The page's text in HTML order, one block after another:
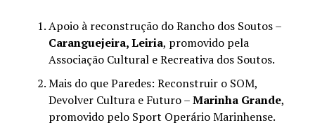
Apoio à reconstrução do Rancho dos Soutos –
Caranguejeira, Leiria, promovido pela
Associação Cultural e Recreativa dos Soutos.
Mais do que Paredes: Reconstruir o SOM,
Devolver Cultura e Futuro –Marinha Grande,
promovido pelo Sport Operário Marinhense.